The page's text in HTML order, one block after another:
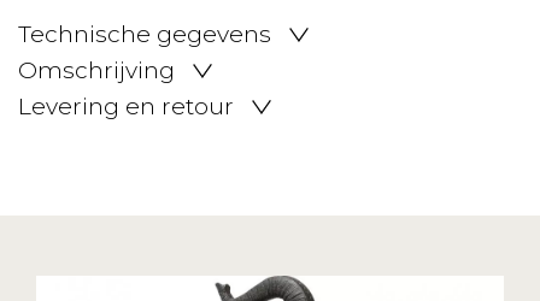
Technische gegevens
Omschrijving
Levering en retour